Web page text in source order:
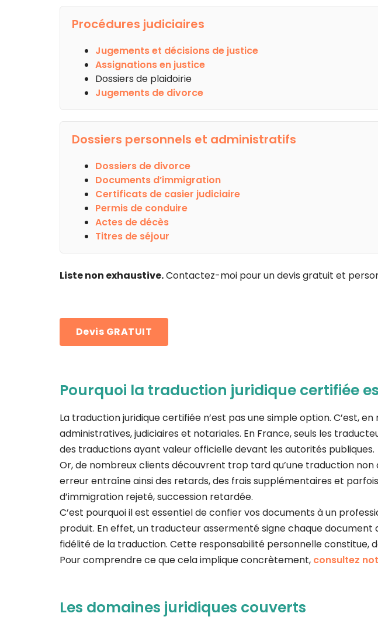
Procédures judiciaires
Jugements et décisions de justice
Assignations en justice
Dossiers de plaidoirie
Jugements de divorce
Dossiers personnels et administratifs
Dossiers de divorce
Documents d’immigration
Certificats de casier judiciaire
Permis de conduire
Actes de décès
Titres de séjour
Liste non exhaustive.Contactez-moi pour un devis gratuit et
Devis GRATUIT
Pourquoi la traduction juridique certifiée
La traduction juridique certifiée n’est pas une simple option. C’est,
administratives, judiciaires et notariales. En France, seuls les
des traductions ayant valeur officielle devant les autorités publiques.
Or, de nombreux clients découvrent trop tard qu’une traduction
erreur entraîne ainsi des retards, des frais supplémentaires et
d’immigration rejeté, succession retardée.
C’est pourquoi il est essentiel de confier vos documents à un
produit. En effet, un traducteur assermenté signe chaque
fidélité de la traduction. Cette responsabilité personnelle constitue,
Pour comprendre ce que cela implique concrètement, consultez
Les domaines juridiques couverts